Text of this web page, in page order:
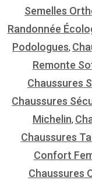
Semelles
Randonnée
Podologues,
Remonte
Chaussures
Chaussures
Michelin,
Chaussures
Confort
Chaussures